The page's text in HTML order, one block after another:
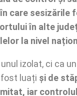
care
în alte
la nivel
izolat, ci ca
fost luați și de
iar